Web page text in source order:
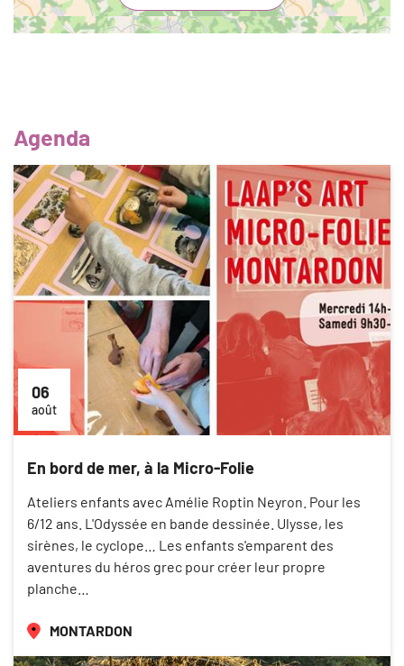
Agenda
06
août
En bord de mer, à la Micro-Folie
Ateliers enfants avec Amélie Roptin Neyron. Pour les
6/12 ans. L'Odyssée en bande dessinée. Ulysse, les
sirènes, le cyclope… Les enfants s'emparent des
aventures du héros grec pour créer leur propre
planche…
MONTARDON